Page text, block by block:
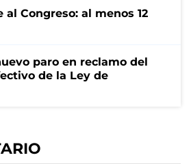
Congreso: al menos 12
paro en reclamo del
de la Ley de